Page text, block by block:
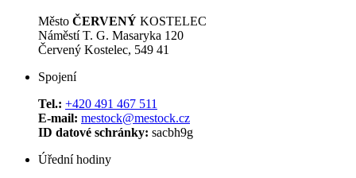
Město ČERVENÝ KOSTELEC
Náměstí T. G. Masaryka 120
Červený Kostelec, 549 41
Spojení
Tel.: +420 491 467 511
E-mail: mestock@mestock.cz
ID datové schránky: sacbh9g
Úřední hodiny